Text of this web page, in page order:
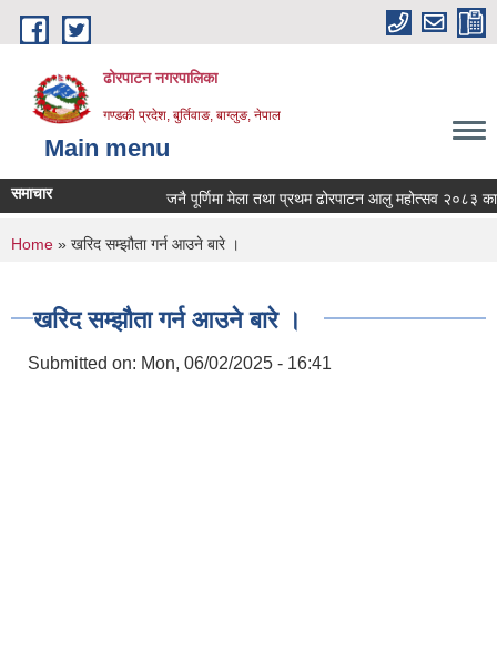
Skip to main content
ढोरपाटन नगरपालिका
गण्डकी प्रदेश, बुर्तिवाङ, बाग्लुङ, नेपाल
Main menu
समाचार जनै पूर्णिमा मेला तथा प्रथम ढोरपाटन आलु महोत्सव २०८३
You are here
Home » खरिद सम्झौता गर्न आउने बारे ।
खरिद सम्झौता गर्न आउने बारे ।
Submitted on: Mon, 06/02/2025 - 16:41